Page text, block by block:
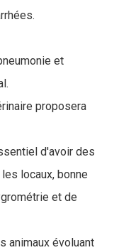
et
proposera
d'avoir des
les locaux, bonne
et de
animaux évoluant